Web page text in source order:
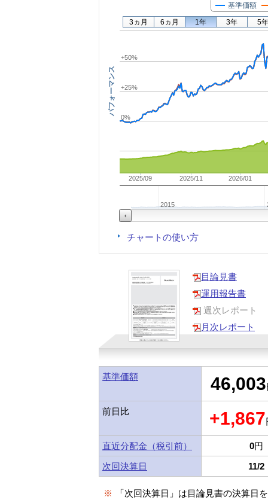
パフォーマンス
基準価額
2025/09 2025/11 2026/01
2015
0%
+25%
+50%
3ヵ月 6ヵ月 1年 3年 5年
チャートの使い方
目論見書
運用報告書
週次レポート
月次レポート
基準価額 46,003
前日比 +1,867
直近分配金（税引前） 0円
次回決算日
11/2
※
「次回決算日」は目論見書の決算日